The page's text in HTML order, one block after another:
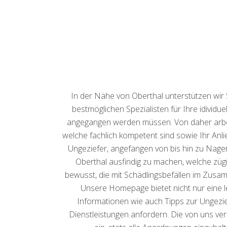
In der Nähe von Oberthal unterstützen
bestmöglichen Spezialisten für Ihre
angegangen werden müssen. Von daher
welche fachlich kompetent sind sowie Ihr
Ungeziefer, angefangen von bis hin zu
Oberthal ausfindig zu machen, welche
bewusst, die mit Schädlingsbefällen im
Unsere Homepage bietet nicht nur
Informationen wie auch Tipps zur
Dienstleistungen anfordern. Die von uns